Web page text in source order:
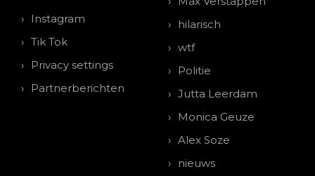
Instagram
Tik Tok
Privacy settings
Partnerberichten
hilarisch
wtf
Politie
Jutta Leerdam
Monica Geuze
Alex Soze
nieuws